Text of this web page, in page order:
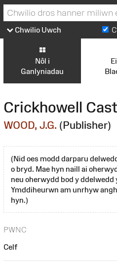
Chwilio Uwch
Nôl i
Ganlyniadau
Crickhowell
WOOD, J.G. (Publisher)
(Nid oes modd darparu
o bryd. Mae hyn naill ai
neu oherwydd bod y ddelwedd
Ymddiheurwn am unrhyw
hyn.)
PWNC
Celf